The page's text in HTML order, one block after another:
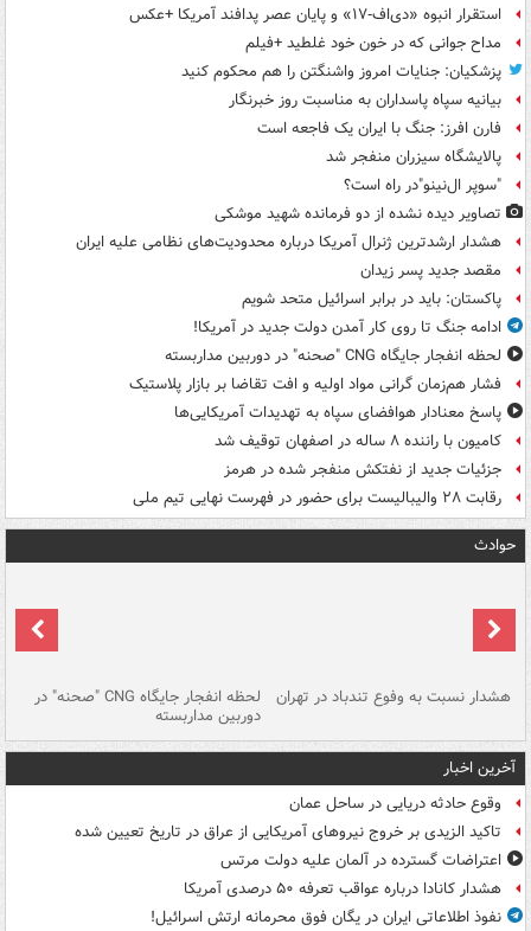
استقرار انبوه «دی‌اف‑۱۷» و پایان عصر پدافند آمریکا +عکس
مداح جوانی که در خون خود غلطید +فیلم
پزشکیان: جنایات امروز واشنگتن را هم محکوم کنید
بیانیه سپاه پاسداران به مناسبت روز خبرنگار
فارن افرز: جنگ با ایران یک فاجعه است
پالایشگاه سیزران منفجر شد
"سوپر ال‌نینو"در راه است؟
تصاویر دیده‌ نشده از دو فرمانده شهید موشکی
هشدار ارشدترین ژنرال آمریکا درباره محدودیت‌های نظامی علیه ایران
مقصد جدید پسر زیدان
پاکستان: باید در برابر اسرائیل متحد شویم
ادامه جنگ تا روی کار آمدن دولت جدید در آمریکا!
لحظه انفجار جایگاه CNG "صحنه" در دوربین مداربسته
فشار هم‌زمان گرانی مواد اولیه و افت تقاضا بر بازار پلاستیک
پاسخ معنادار هوافضای سپاه به تهدیدات آمریکایی‌ها
کامیون با راننده ۸ ساله در اصفهان توقیف شد
جزئیات جدید از نفتکش منفجر شده در هرمز
رقابت ۲۸ والیبالیست برای حضور در فهرست نهایی تیم ملی
حوادث
هشدار نسبت به وفوع تندباد در تهران لحظه انفجار جایگاه CNG "صحنه" در
دوربین مداربسته
آخرین اخبار
وقوع حادثه دریایی در ساحل عمان
تاکید الزیدی بر خروج نیروهای آمریکایی از عراق در تاریخ تعیین شده
اعتراضات گسترده در آلمان علیه دولت مرتس
هشدار کانادا درباره عواقب تعرفه ۵۰ درصدی آمریکا
نفوذ اطلاعاتی ایران در یگان فوق محرمانه ارتش اسرائیل!